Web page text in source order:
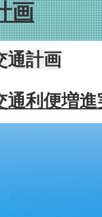
画
通計画
通利便増